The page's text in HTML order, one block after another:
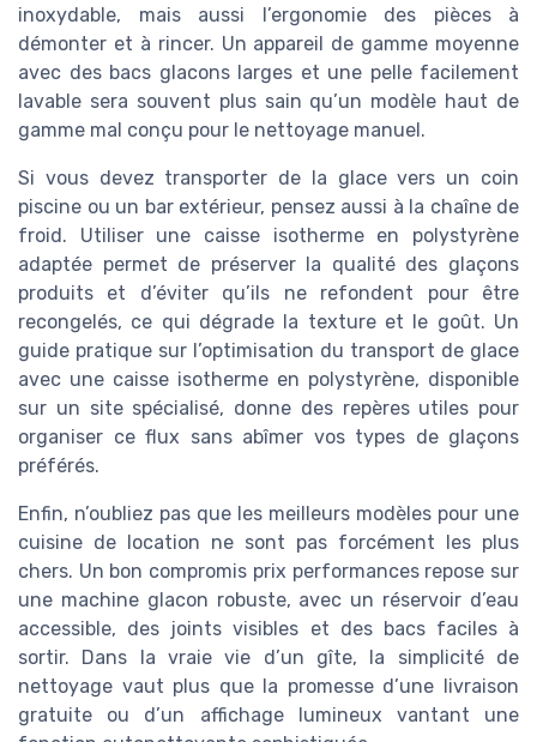
inoxydable, mais aussi l’ergonomie des pièces à
démonter et à rincer. Un appareil de gamme moyenne
avec des bacs glacons larges et une pelle facilement
lavable sera souvent plus sain qu’un modèle haut de
gamme mal conçu pour le nettoyage manuel.
Si vous devez transporter de la glace vers un coin
piscine ou un bar extérieur, pensez aussi à la chaîne de
froid. Utiliser une caisse isotherme en polystyrène
adaptée permet de préserver la qualité des glaçons
produits et d’éviter qu’ils ne refondent pour être
recongelés, ce qui dégrade la texture et le goût. Un
guide pratique sur l’optimisation du transport de glace
avec une caisse isotherme en polystyrène, disponible
sur un site spécialisé, donne des repères utiles pour
organiser ce flux sans abîmer vos types de glaçons
préférés.
Enfin, n’oubliez pas que les meilleurs modèles pour une
cuisine de location ne sont pas forcément les plus
chers. Un bon compromis prix performances repose sur
une machine glacon robuste, avec un réservoir d’eau
accessible, des joints visibles et des bacs faciles à
sortir. Dans la vraie vie d’un gîte, la simplicité de
nettoyage vaut plus que la promesse d’une livraison
gratuite ou d’un affichage lumineux vantant une